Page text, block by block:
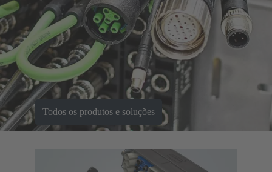
Nossos produtos
Todos os produtos e soluções